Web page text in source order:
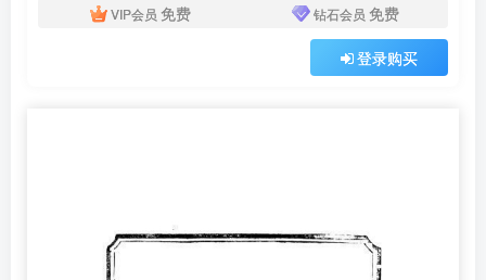
VIP会员 免费 钻石会员 免费
登录购买